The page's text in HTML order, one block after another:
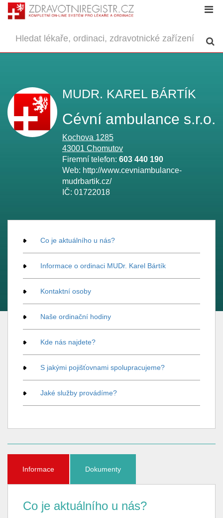
MUDR. KAREL BÁRTÍK
Cévní ambulance s.r.o.
Kochova 1285
43001 Chomutov
Firemní telefon: 603 440 190
Web: http://www.cevniambulance-
mudrbartik.cz/
IČ: 01722018
Co je aktuálního u nás?
Informace o ordinaci MUDr. Karel Bártík
Kontaktní osoby
Naše ordinační hodiny
Kde nás najdete?
S jakými pojišťovnami spolupracujeme?
Jaké služby provádíme?
Informace Dokumenty
Co je aktuálního u nás?